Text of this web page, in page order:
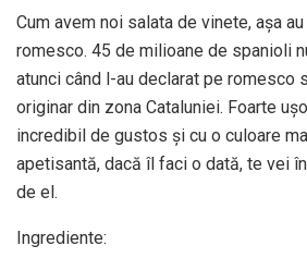
Cum avem noi salata de vinete, așa
romesco. 45 de milioane de spanioli
atunci când l-au declarat pe romesco
originar din zona Cataluniei. Foarte
incredibil de gustos și cu o culoare
apetisantă, dacă îl faci o dată, te vei
de el.
Ingrediente: